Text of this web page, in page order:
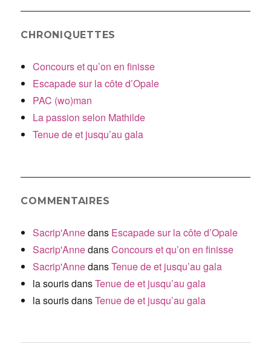
CHRONIQUETTES
Concours et qu’on en finisse
Escapade sur la côte d’Opale
PAC (wo)man
La passion selon Mathilde
Tenue de et jusqu’au gala
COMMENTAIRES
Sacrip'Annedans Escapade sur la côte d’Opale
Sacrip'AnnedansConcours et qu’on en finisse
Sacrip'AnnedansTenue de et jusqu’au gala
la sourisdansTenue de et jusqu’au gala
la sourisdansTenue de et jusqu’au gala